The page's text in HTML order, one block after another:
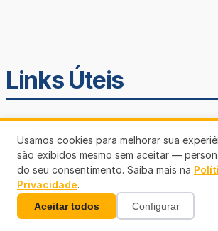
Links Úteis
Defensoria Pública de Rondônia
Usamos cookies para melhorar sua
são exibidos mesmo sem aceitar —
do seu consentimento. Saiba mais na
Privacidade.
Aceitar todos Configurar